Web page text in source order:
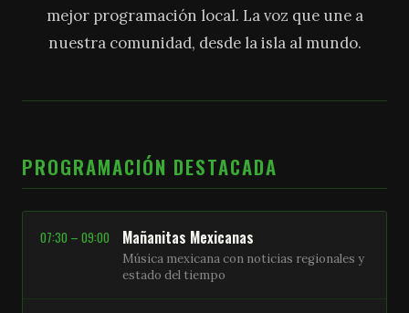
mejor programación local. La voz que une a
nuestra comunidad, desde la isla al mundo.
PROGRAMACIÓN DESTACADA
07:30 – 09:00 Mañanitas Mexicanas
Música mexicana con noticias regionales y
estado del tiempo